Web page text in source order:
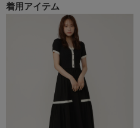
着用アイテム